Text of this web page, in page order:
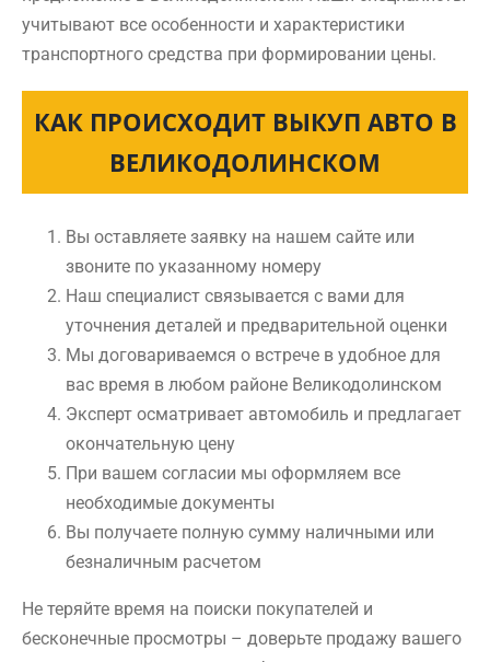
учитывают все особенности и характеристики
транспортного средства при формировании цены.
КАК ПРОИСХОДИТ ВЫКУП АВТО В
ВЕЛИКОДОЛИНСКОМ
Вы оставляете заявку на нашем сайте или
звоните по указанному номеру
Наш специалист связывается с вами для
уточнения деталей и предварительной оценки
Мы договариваемся о встрече в удобное для
вас время в любом районе Великодолинском
Эксперт осматривает автомобиль и предлагает
окончательную цену
При вашем согласии мы оформляем все
необходимые документы
Вы получаете полную сумму наличными или
безналичным расчетом
Не теряйте время на поиски покупателей и
бесконечные просмотры – доверьте продажу вашего